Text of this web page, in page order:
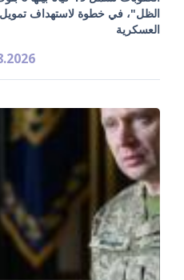
الظل"، في خطوة لاستهداف تمويل
العسكرية